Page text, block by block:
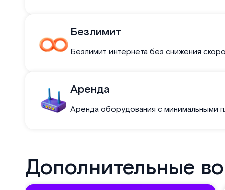
Безлимит
Безлимит интернета без снижения
Аренда
Аренда оборудования с минимальными
Дополнительные